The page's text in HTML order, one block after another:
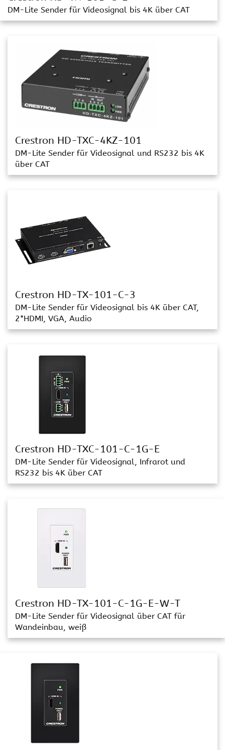
DM-Lite Sender für Videosignal bis 4K über CAT
Crestron HD-TXC-4KZ-101
DM-Lite Sender für Videosignal und RS232 bis 4K
über CAT
Crestron HD-TX-101-C-3
DM-Lite Sender für Videosignal bis 4K über CAT,
2*HDMI, VGA, Audio
Crestron HD-TXC-101-C-1G-E
DM-Lite Sender für Videosignal, Infrarot und
RS232 bis 4K über CAT
Crestron HD-TX-101-C-1G-E-W-T
DM-Lite Sender für Videosignal über CAT für
Wandeinbau, weiß